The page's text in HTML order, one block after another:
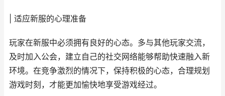
| 适应新服的心理准备
玩家在新服中必须拥有良好的心态。多与其他玩家交流，
及时加入公会，建立自己的社交网络能够帮助快速融入新
环境。在竞争激烈的情况下，保持积极的心态，合理规划
游戏时刻，才能更加愉快地享受游戏经过。